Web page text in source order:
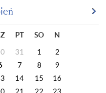
PT SO N
31 1
2
7 8
9
14 15
16
21 22
23